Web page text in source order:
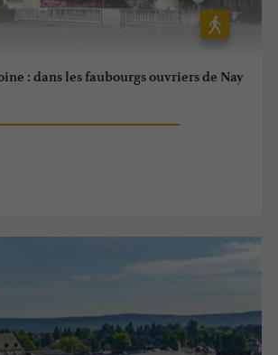
: dans les faubourgs ouvriers de Nay